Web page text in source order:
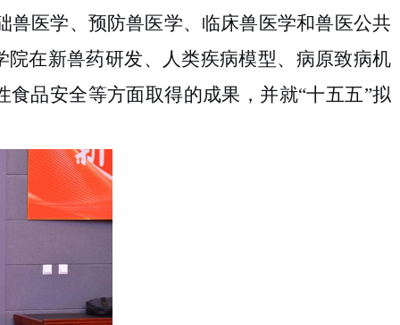
兽医学、预防兽医学、 临床兽医学和兽医公共
院在新兽药研发、 人类疾病模型、 病原致病机
食品安全等方面取得的成果， 并就“十五五”拟